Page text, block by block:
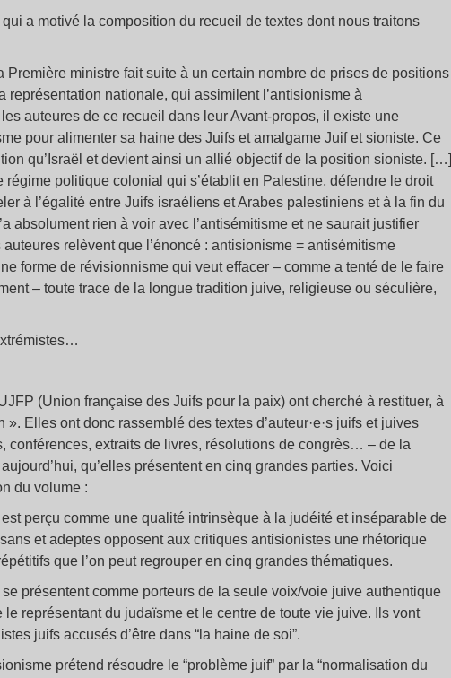
a motivé la composition du recueil de textes dont nous traitons
ministre fait suite à un certain nombre de prises de positions
nationale, qui assimilent l’antisionisme à
auteures de ce recueil dans leur Avant-propos, il existe une
pour alimenter sa haine des Juifs et amalgame Juif et sioniste. Ce
qu’Israël et devient ainsi un allié objectif de la position sioniste. […]
politique colonial qui s’établit en Palestine, défendre le droit
à l’égalité entre Juifs israéliens et Arabes palestiniens et à la fin du
absolument rien à voir avec l’antisémitisme et ne saurait justifier
relèvent que l’énoncé : antisionisme = antisémitisme
forme de révisionnisme qui veut effacer – comme a tenté de le faire
– toute trace de la longue tradition juive, religieuse ou séculière,
(Union française des Juifs pour la paix) ont cherché à restituer, à
Elles ont donc rassemblé des textes d’auteur·e·s juifs et juives
conférences, extraits de livres, résolutions de congrès… – de la
qu’elles présentent en cinq grandes parties. Voici
du volume :
perçu comme une qualité intrinsèque à la judéité et inséparable de
et adeptes opposent aux critiques antisionistes une rhétorique
que l’on peut regrouper en cinq grandes thématiques.
présentent comme porteurs de la seule voix/voie juive authentique
représentant du judaïsme et le centre de toute vie juive. Ils vont
juifs accusés d’être dans “la haine de soi”.
prétend résoudre le “problème juif” par la “normalisation du